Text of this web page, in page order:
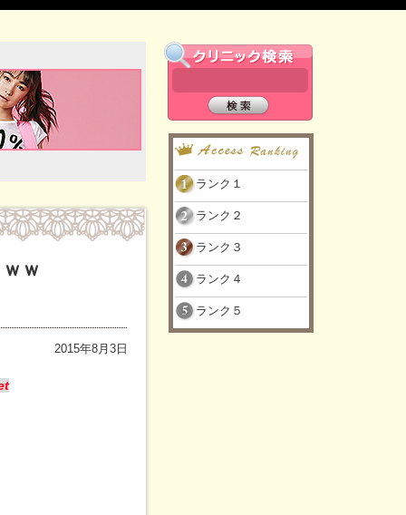
ｗ
2015年8月3日
ランク１
ランク２
ランク３
ランク４
ランク５